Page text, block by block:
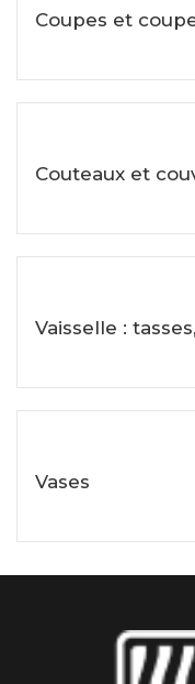
Coupes et
Couteaux et
Vaisselle :
Vases